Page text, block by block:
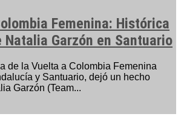
Femenina: Histórica
Garzón en Santuario
de la Vuelta a Colombia Femenina
y Santuario, dejó un hecho
Garzón (Team...